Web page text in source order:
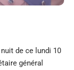
de ce lundi 10
général